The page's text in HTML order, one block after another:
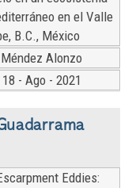
en el Valle
B.C., México
Alonzo
- Ago - 2021
Eddies: